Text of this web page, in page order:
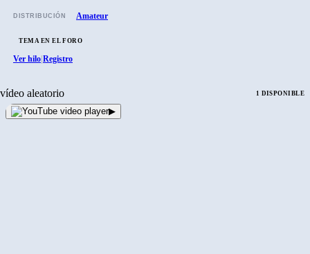
DISTRIBUCIÓN Amateur
TEMA EN EL FORO
Ver hilo Registro
vídeo aleatorio 1 DISPONIBLE
▶